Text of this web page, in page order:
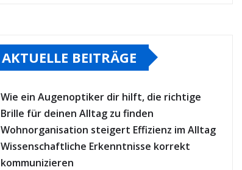
AKTUELLE BEITRÄGE
Wie ein Augenoptiker dir hilft, die richtige
Brille für deinen Alltag zu finden
Wohnorganisation steigert Effizienz im Alltag
Wissenschaftliche Erkenntnisse korrekt
kommunizieren